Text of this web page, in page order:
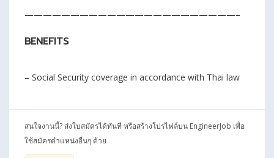
———————————————————————–
BENEFITS
– Social Security coverage in accordance with Thai law
สนใจงานนี้? ส่งใบสมัครได้ทันที หรือสร้างโปรไฟล์บน EngineerJob เพื่อ
ใช้สมัครตำแหน่งอื่นๆ ด้วย